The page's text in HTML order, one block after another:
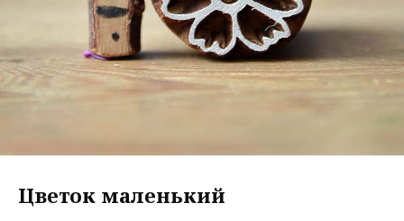
Цветок маленький